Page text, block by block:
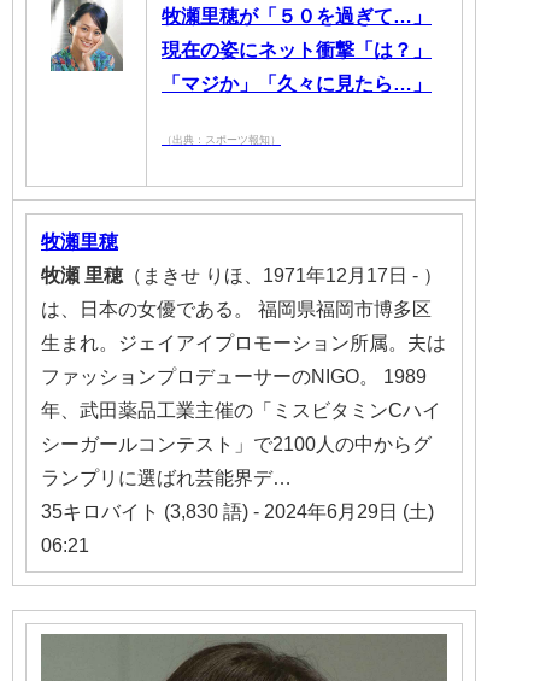
牧瀬里穂が「５０を過ぎて…」
現在の姿にネット衝撃「は？」
「マジか」「久々に見たら…」
（出典：スポーツ報知）
牧瀬里穂
牧瀬 里穂（まきせ りほ、1971年12月17日 - ）
は、日本の女優である。 福岡県福岡市博多区
生まれ。ジェイアイプロモーション所属。夫は
ファッションプロデューサーのNIGO。 1989
年、武田薬品工業主催の「ミスビタミンCハイ
シーガールコンテスト」で2100人の中からグ
ランプリに選ばれ芸能界デ…
35キロバイト (3,830 語) - 2024年6月29日 (土)
06:21